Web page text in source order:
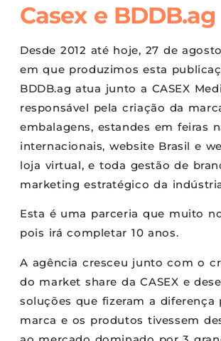
Casex e BDDB.ag
Desde 2012 até hoje, 27 de
em que produzimos esta
BDDB.ag atua junto a CASEX
responsável pela criação da
embalagens, estandes em feiras
internacionais, website Brasil e
loja virtual, e toda gestão de
marketing estratégico da
Esta é uma parceria que muito
pois irá completar 10 anos.
A agência cresceu junto com o
do market share da CASEX e
soluções que fizeram a diferença
marca e os produtos tivessem